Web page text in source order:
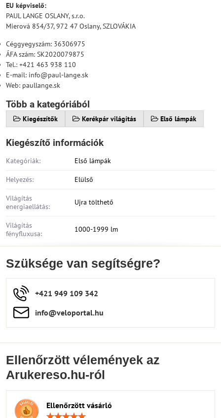
EU képviselő:
PAUL LANGE OSLANY, s.r.o.
Mierová 854/37, 972 47 Oslany, SZLOVÁKIA
Céggyegyszám: 36306975
ÁFA szám: SK2020079875
Tel.: +421 463 938 110
E-mail: info@paul-lange.sk
Web: paullange.sk
Több a kategóriából
Kiegészítők Kerékpár világítás Első lámpák
Kiegészítő információk
Kategóriák: Első lámpák
Helyezés: Elülső
Világítás
energiaellátás:
Ujra tölthető
Világítás
fényfluxusa:
1000-1999 lm
Szüksége van segítségre?
+421 949 109 342
info​​@veloportal​.hu
Ellenőrzött vélemények az
Arukereso.hu-ról
Ellenőrzött vásárló